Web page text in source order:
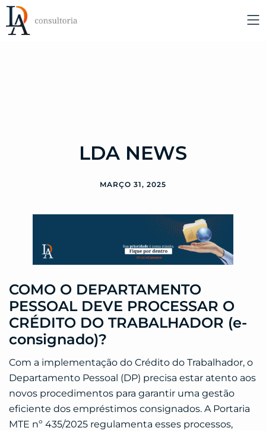
LDA NEWS
MARÇO 31, 2025
COMO O DEPARTAMENTO
PESSOAL DEVE PROCESSAR O
CRÉDITO DO TRABALHADOR (e-
consignado)?
Com a implementação do Crédito do Trabalhador, o
Departamento Pessoal (DP) precisa estar atento aos
novos procedimentos para garantir uma gestão
eficiente dos empréstimos consignados. A Portaria
MTE nº 435/2025 regulamenta esses processos,